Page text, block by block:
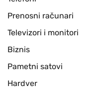
Prenosni računari
Televizori i monitori
Biznis
Pametni satovi
Hardver